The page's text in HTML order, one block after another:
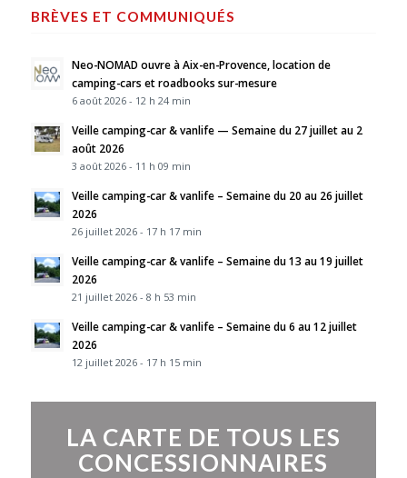
BRÈVES ET COMMUNIQUÉS
Neo-NOMAD ouvre à Aix-en-Provence, location de
camping-cars et roadbooks sur-mesure
6 août 2026 - 12 h 24 min
Veille camping-car & vanlife — Semaine du 27 juillet au 2
août 2026
3 août 2026 - 11 h 09 min
Veille camping-car & vanlife – Semaine du 20 au 26 juillet
2026
26 juillet 2026 - 17 h 17 min
Veille camping-car & vanlife – Semaine du 13 au 19 juillet
2026
21 juillet 2026 - 8 h 53 min
Veille camping-car & vanlife – Semaine du 6 au 12 juillet
2026
12 juillet 2026 - 17 h 15 min
LA CARTE DE TOUS LES
CONCESSIONNAIRES